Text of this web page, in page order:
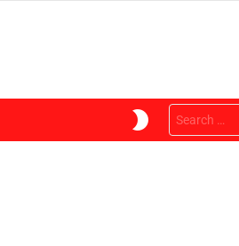
SKIN
Search
for: